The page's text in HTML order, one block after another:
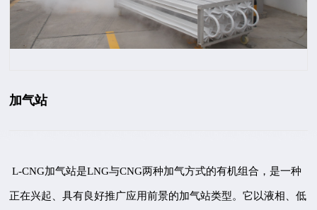
加气站
L-CNG加气站是LNG与CNG两种加气方式的有机组合，是一种
正在兴起、具有良好推广应用前景的加气站类型。它以液相、低